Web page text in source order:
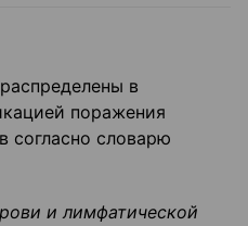
в
поражения
согласно словарю
и лимфатической